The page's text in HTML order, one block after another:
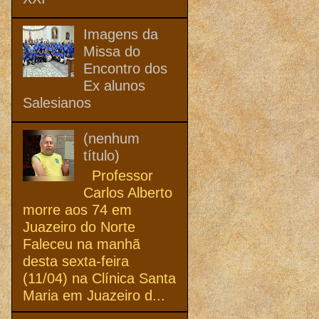
Imagens da
Missa do
Encontro dos
Ex alunos
Salesianos
(nenhum
título)
Professor
Carlos Alberto
morre aos 74 em
Juazeiro do Norte
Faleceu na manhã
desta sexta-feira
(11/04) na Clínica Santa
Maria em Juazeiro d...